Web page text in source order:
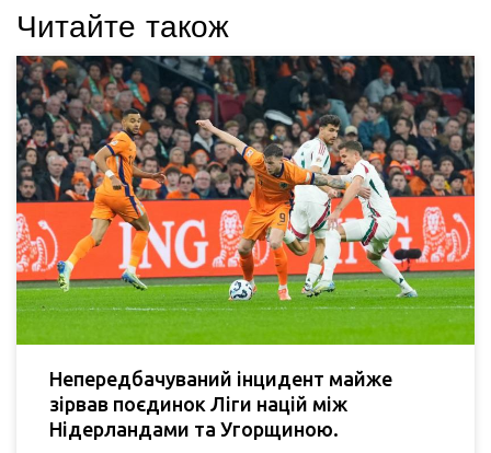
Читайте також
Непередбачуваний інцидент майже
зірвав поєдинок Ліги націй між
Нідерландами та Угорщиною.